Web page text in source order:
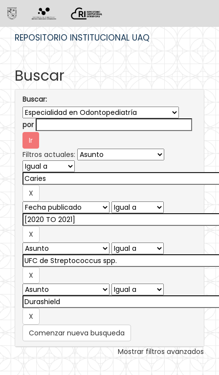
REPOSITORIO INSTITUCIONAL UAQ
Buscar
Buscar:
por
Filtros actuales:
Comenzar nueva busqueda
Mostrar filtros avanzados